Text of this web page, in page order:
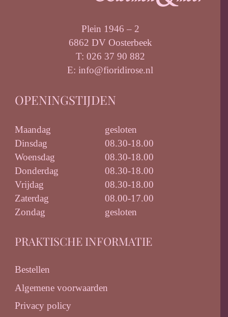
Plein 1946 – 2
6862 DV Oosterbeek
T: 026 37 90 882
E: info@fioridirose.nl
OPENINGSTIJDEN
Maandag
gesloten
Dinsdag
08.30-18.00
Woensdag
08.30-18.00
Donderdag
08.30-18.00
Vrijdag
08.30-18.00
Zaterdag
08.00-17.00
Zondag
gesloten
PRAKTISCHE INFORMATIE
Bestellen
Algemene voorwaarden
Privacy policy